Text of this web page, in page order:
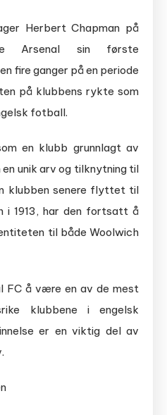
Herbert Chapman på
Arsenal sin første
fire ganger på en periode
på klubbens rykte som
fotball.
en klubb grunnlagt av
unik arv og tilknytning til
klubben senere flyttet til
i 1913, har den fortsatt å
til både Woolwich
FC å være en av de mest
klubbene i engelsk
er en viktig del av